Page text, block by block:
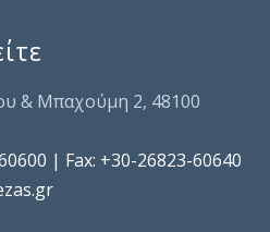
& Μπαχούμη 2, 48100
| Fax: +30-26823-60640